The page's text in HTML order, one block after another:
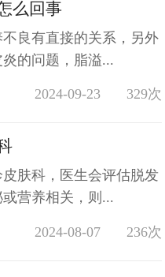
么回事
良有直接的关系，另外
的问题，脂溢...
2024-09-23 329次
肤科，医生会评估脱发
营养相关，则...
2024-08-07 236次